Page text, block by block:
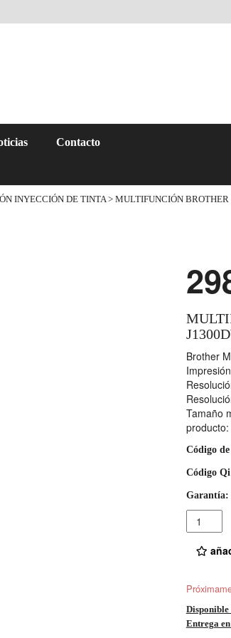
Contacto
INYECCIÓN DE TINTA> MULTIFUNCIÓN BROTHER
Brother
Tamaño
Código
Código
Garantía:
Cantidad
Disponible
Entrega